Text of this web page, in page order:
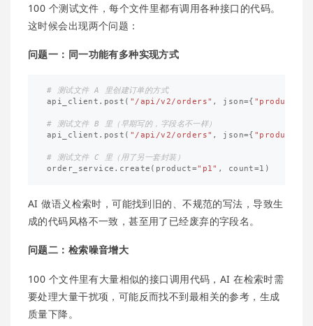
100 个测试文件，每个文件里都有调用各种接口的代码。
这时候会出现两个问题：
问题一：同一功能有多种实现方式
# 测试文件 A 里创建订单的方式
api_client . post ( "/api/v2/orders" , json={
api_client . post ( "/api/v2/orders" , json={ "productId"
order_service . create ( product="p1" , count=1 )
AI 做语义检索时，可能找到旧的、不规范的写法，导致生
成的代码风格不一致，甚至用了已经废弃的字段名。
问题二：检索噪音增大
100 个文件里有大量相似的接口调用代码，AI 在检索时需
要处理大量干扰项，可能反而找不到最相关的参考，生成
质量下降。